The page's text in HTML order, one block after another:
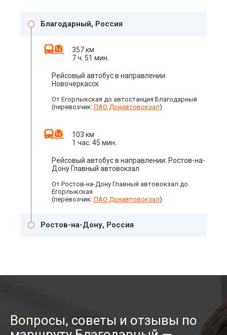
Благодарный, Россия
357 км
7 ч. 51 мин.
Рейсовый автобус в направлении:
Новочеркасск
От Егорлыкская до автостанция Благодарный
(перевозчик: ПАО Донавтовокзал)
103 км
1 час. 45 мин.
Рейсовый автобус в направлении: Ростов-на-
Дону Главный автовокзал
От Ростов-на-Дону Главный автовокзал до
Егорлыкская
(перевозчик: ПАО Донавтовокзал)
Ростов-на-Дону, Россия
Вопросы, советы и отзывы по